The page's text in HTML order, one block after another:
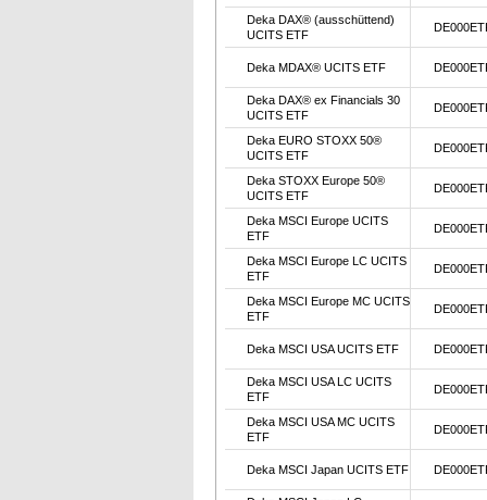
Deka DAX® (ausschüttend)
UCITS ETF
Deka MDAX® UCITS ETF
Deka DAX® ex Financials 30
UCITS ETF
Deka EURO STOXX 50®
UCITS ETF
Deka STOXX Europe 50®
UCITS ETF
Deka MSCI Europe UCITS
ETF
Deka MSCI Europe LC UCITS
ETF
Deka MSCI Europe MC UCITS
ETF
Deka MSCI USA UCITS ETF
Deka MSCI USA LC UCITS
ETF
Deka MSCI USA MC UCITS
ETF
Deka MSCI Japan UCITS ETF